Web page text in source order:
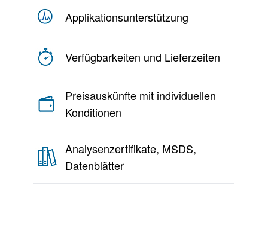
Applikationsunterstützung
Verfügbarkeiten und Lieferzeiten
Preisauskünfte mit individuellen
Konditionen
Analysenzertifikate, MSDS,
Datenblätter